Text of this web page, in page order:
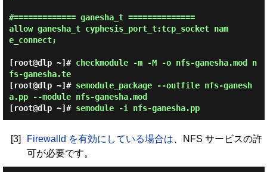
#============= ganesha_t ==============
allow ganesha_t cyphesis_port_t:tcp_socket nam
e_connect;
[root@dlp ~]# checkmodule -m -M -o nfs-ganesha.mod n
fs-ganesha.te
[root@dlp ~]# semodule_package --outfile nfs-ganesh
a.pp --module nfs-ganesha.mod
[root@dlp ~]# semodule -i nfs-ganesha.pp
[3] Firewalld を有効にしている場合は 、NFS サービスの許
可が必要です。